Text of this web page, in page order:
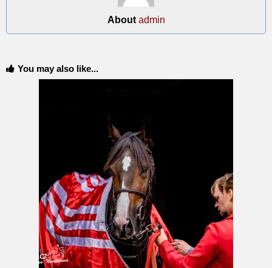
About admin
You may also like...